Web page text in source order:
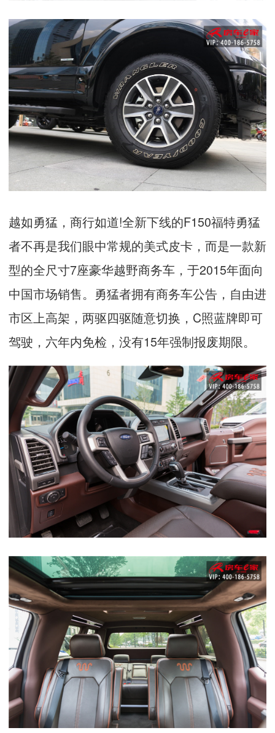
越如勇猛，商行如道!全新下线的F150福特勇猛
者不再是我们眼中常规的美式皮卡，而是一款新
型的全尺寸7座豪华越野商务车，于2015年面向
中国市场销售。勇猛者拥有商务车公告，自由进
市区上高架，两驱四驱随意切换， C照蓝牌即可
驾驶，六年内免检，没有15年强制报废期限。